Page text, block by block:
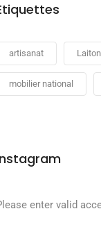
artisanat Laiton
mobilier national
enter valid